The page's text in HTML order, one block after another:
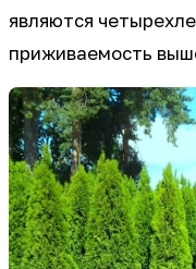
являются
приживаемость